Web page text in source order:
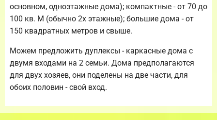
основном, одноэтажные дома); компактные - от 70 до
100 кв. М (обычно 2х этажные); большие дома - от
150 квадратных метров и свыше.
Можем предложить дуплексы - каркасные дома с
двумя входами на 2 семьи. Дома предполагаются
для двух хозяев, они поделены на две части, для
обоих половин - свой вход.